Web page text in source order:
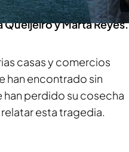
hasta dónde les
y Marta Reyes.
casas y comercios
han encontrado sin
han perdido su cosecha
esta tragedia.